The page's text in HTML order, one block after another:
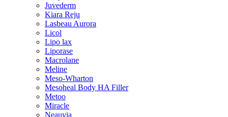
Juvederm
Kiara Reju
Lasbeau Aurora
Licol
Lipo lax
Liporase
Macrolane
Meline
Meso-Wharton
Mesoheal Body HA Filler
Metoo
Miracle
Neauvia